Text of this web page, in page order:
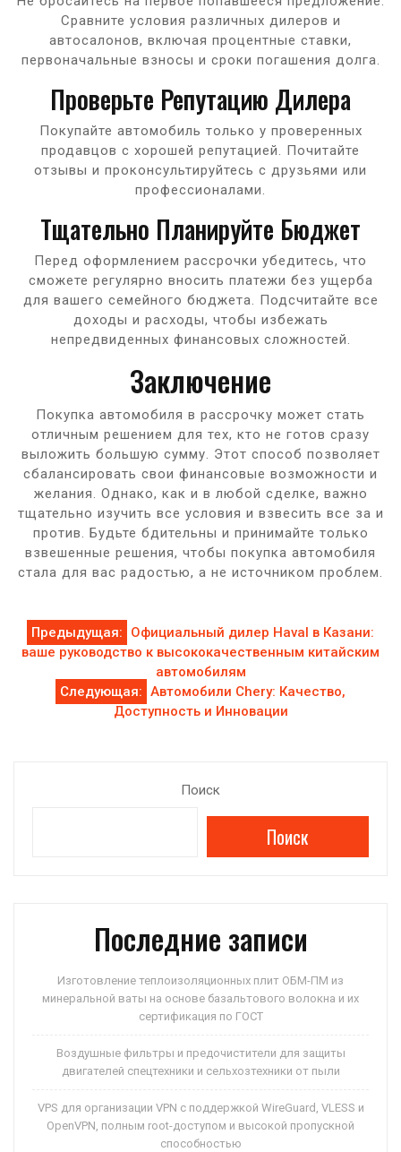
Сравните условия различных дилеров и
автосалонов, включая процентные ставки,
первоначальные взносы и сроки погашения долга.
Проверьте Репутацию Дилера
Покупайте автомобиль только у проверенных
продавцов с хорошей репутацией. Почитайте
отзывы и проконсультируйтесь с друзьями или
профессионалами.
Тщательно Планируйте Бюджет
Перед оформлением рассрочки убедитесь, что
сможете регулярно вносить платежи без ущерба
для вашего семейного бюджета. Подсчитайте все
доходы и расходы, чтобы избежать
непредвиденных финансовых сложностей.
Заключение
Покупка автомобиля в рассрочку может стать
отличным решением для тех, кто не готов сразу
выложить большую сумму. Этот способ позволяет
сбалансировать свои финансовые возможности и
желания. Однако, как и в любой сделке, важно
тщательно изучить все условия и взвесить все за и
против. Будьте бдительны и принимайте только
взвешенные решения, чтобы покупка автомобиля
стала для вас радостью, а не источником проблем.
Навигация
записям
Предыдущая:
Официальный дилер Haval в Казани:
ваше руководство к высококачественным китайским
автомобилям
Следующая: Автомобили Chery: Качество,
Доступность и Инновации
Поиск
Поиск
Последние записи
Изготовление теплоизоляционных плит ОБМ-ПМ из
минеральной ваты на основе базальтового волокна и их
сертификация по ГОСТ
Воздушные фильтры и предочистители для защиты
двигателей спецтехники и сельхозтехники от пыли
VPS для организации VPN с поддержкой WireGuard, VLESS и
OpenVPN, полным root-доступом и высокой пропускной
способностью